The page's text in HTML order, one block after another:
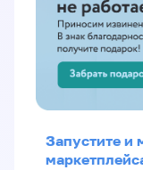
Запустите и